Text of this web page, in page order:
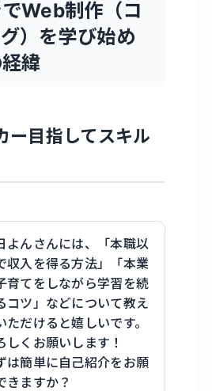
Web制作（コ
）を学び始め
緯
ー目指してスキル
よんさんには、「本職以
収入を得る方法」「本業
育てをしながら学習を続
コツ」などについて教え
ただけると嬉しいです。
しくお願いします！
は簡単に自己紹介をお願
きますか？